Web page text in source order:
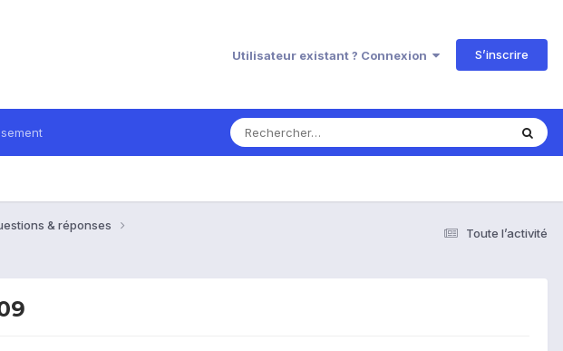
Utilisateur existant ? Connexion S’inscrire
Toute l’activité
& réponses